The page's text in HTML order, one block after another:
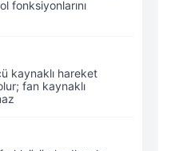
fonksiyonlarını
kaynaklı hareket
fan kaynaklı